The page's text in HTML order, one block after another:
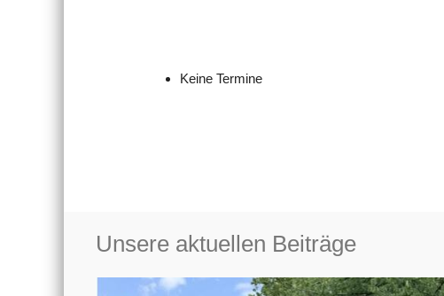
Keine Termine
Unsere aktuellen Beiträge